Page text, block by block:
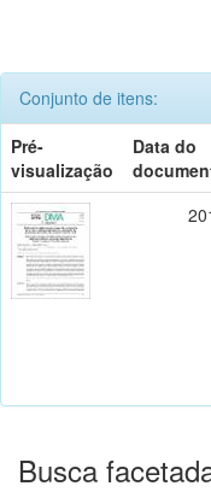
Conjunto de itens:
Pré-
visualização
Data do
Busca